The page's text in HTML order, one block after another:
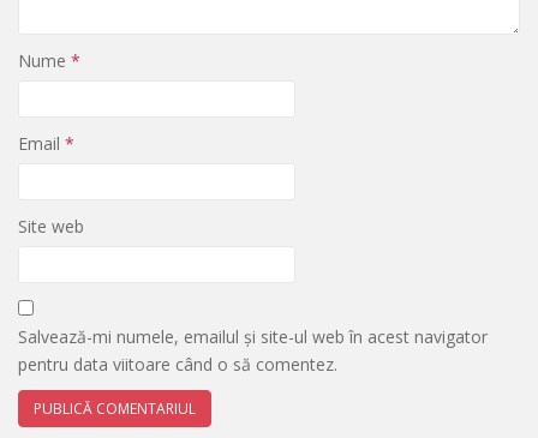
Nume *
Email *
Site web
Salvează-mi numele, emailul și site-ul web în acest navigator
pentru data viitoare când o să comentez.